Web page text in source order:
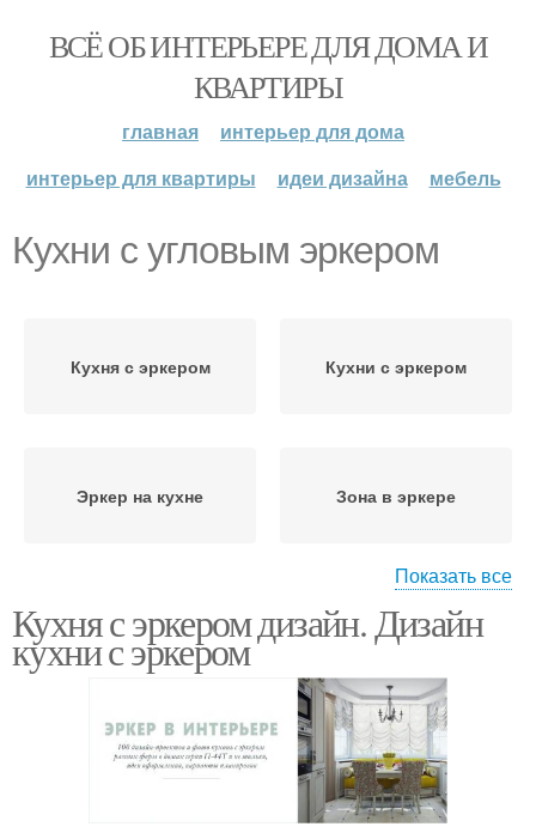
ВСЁ ОБ ИНТЕРЬЕРЕ ДЛЯ ДОМА И
КВАРТИРЫ
главная
интерьер для дома
интерьер для квартиры
идеи дизайна мебель
Кухни с угловым эркером
Кухня с эркером Кухни с эркером
Эркер на кухне Зона в эркере
Готовки в эркере Треугольный эркер
Показать все
Кухня с эркером дизайн. Дизайн
кухни с эркером